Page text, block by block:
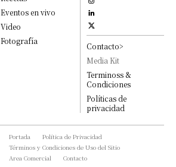
Eventos en vivo
Video
Fotografía
Contacto>
Media Kit
Terminoss &
Condiciones
Políticas de
privacidad
Portada
Política de Privacidad
Términos y Condiciones de Uso del Sitio
Area Comercial
Contacto